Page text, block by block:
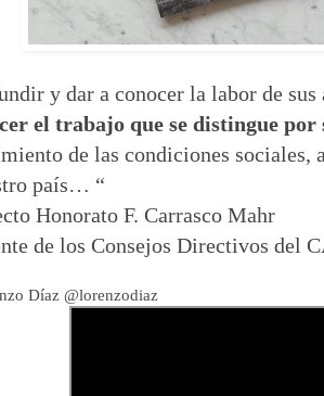
y dar a conocer la labor de sus
el trabajo que se distingue
de las condiciones sociales,
país… “
Honorato F. Carrasco Mahr
de los Consejos Directivos del
Díaz @lorenzodiaz